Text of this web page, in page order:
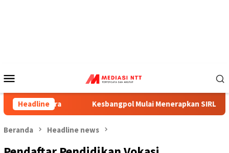
Mobile
HeadlineKesbangpol Mulai Menerapkan SIRLIT
Beranda Headline news